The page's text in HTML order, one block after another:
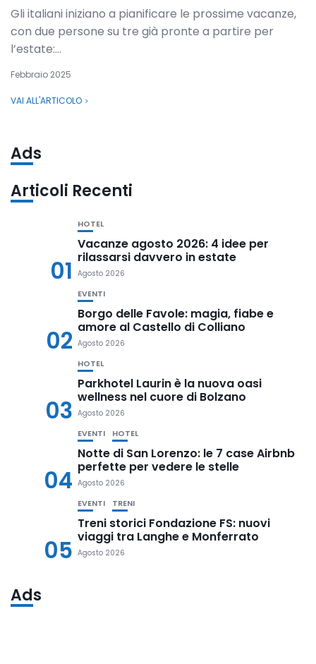
Gli italiani iniziano a pianificare le prossime vacanze,
con due persone su tre già pronte a partire per
l’estate:...
Febbraio 2025
VAI ALL'ARTICOLO
Ads
Articoli Recenti
01
HOTEL
Vacanze agosto 2026: 4 idee per
rilassarsi davvero in estate
Agosto 2026
02
EVENTI
Borgo delle Favole: magia, fiabe e
amore al Castello di Colliano
Agosto 2026
03
HOTEL
Parkhotel Laurin è la nuova oasi
wellness nel cuore di Bolzano
Agosto 2026
04
EVENTI HOTEL
Notte di San Lorenzo: le 7 case Airbnb
perfette per vedere le stelle
Agosto 2026
05
EVENTI TRENI
Treni storici Fondazione FS: nuovi
viaggi tra Langhe e Monferrato
Agosto 2026
Ads